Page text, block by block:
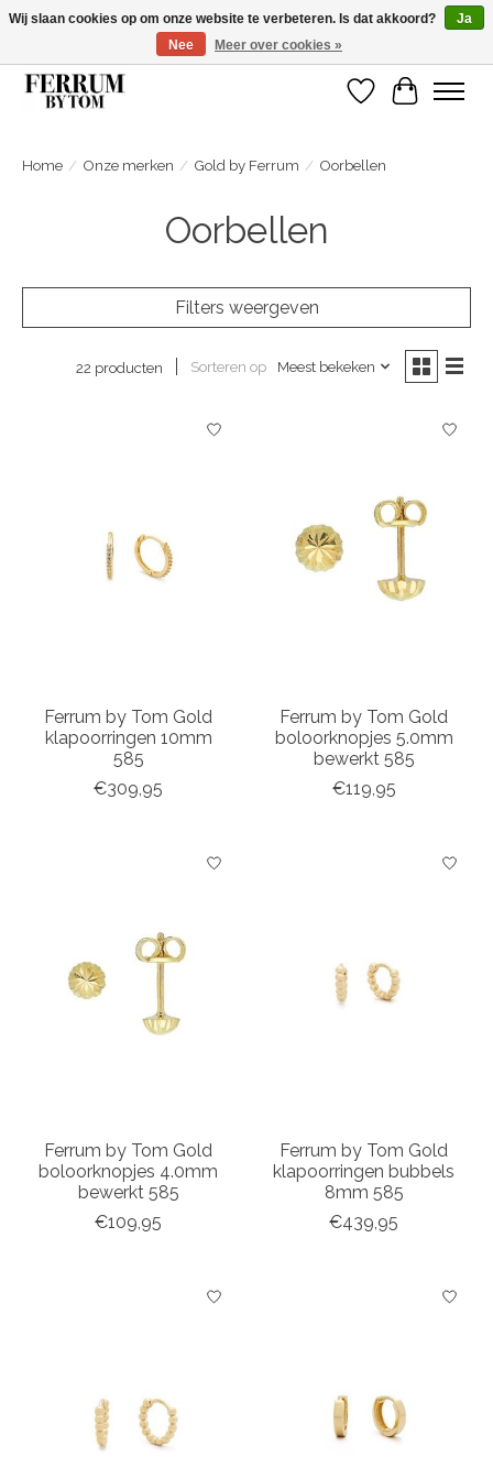
Wij zijn gelsoten van 14 tm 18 februari
Verlanglijst
Home / Onze merken / Gold by Ferrum / Oorbellen
Oorbellen
Filters weergeven
22 producten Sorteren op Meest bekeken
Ferrum by Tom Gold
klapoorringen 10mm
585
€309,95
Ferrum by Tom Gold
boloorknopjes 5.0mm
bewerkt 585
€119,95
Ferrum by Tom Gold
boloorknopjes 4.0mm
bewerkt 585
€109,95
Ferrum by Tom Gold
klapoorringen bubbels
8mm 585
€439,95
Wij slaan cookies op om onze website te verbeteren. Is dat akkoord?
Ja
Nee
Meer over cookies »